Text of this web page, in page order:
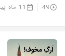
49 11 ماه پیش